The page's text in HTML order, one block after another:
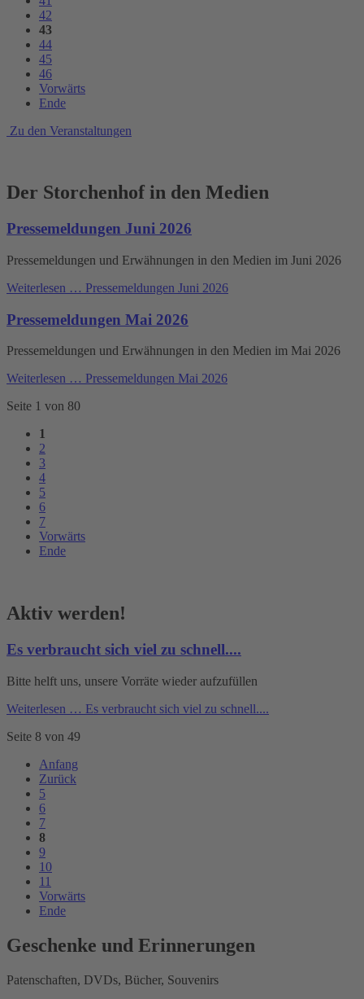
42
43
44
45
46
Vorwärts
Ende
Zu den Veranstaltungen
Der Storchenhof in den Medien
Pressemeldungen Juni 2026
Pressemeldungen und Erwähnungen in den Medien im Juni 2026
Weiterlesen … Pressemeldungen Juni 2026
Pressemeldungen Mai 2026
Pressemeldungen und Erwähnungen in den Medien im Mai 2026
Weiterlesen … Pressemeldungen Mai 2026
Seite 1 von 80
1
2
3
4
5
6
7
Vorwärts
Ende
Aktiv werden!
Es verbraucht sich viel zu schnell....
Bitte helft uns, unsere Vorräte wieder aufzufüllen
Weiterlesen … Es verbraucht sich viel zu schnell....
Seite 8 von 49
Anfang
Zurück
5
6
7
8
9
10
11
Vorwärts
Ende
Geschenke und Erinnerungen
Patenschaften, DVDs, Bücher, Souvenirs